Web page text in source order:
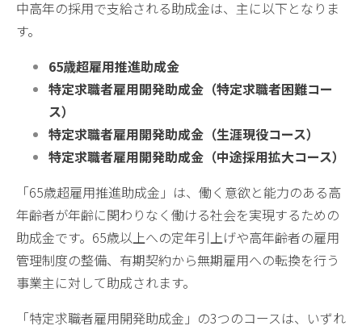
中高年の採用で支給される助成金は、主に以下となりま
す。
65歳超雇用推進助成金
特定求職者雇用開発助成金（特定求職者困難コー
ス）
特定求職者雇用開発助成金（生涯現役コース）
特定求職者雇用開発助成金（中途採用拡大コース）
「65歳超雇用推進助成金」は、働く意欲と能力のある高
年齢者が年齢に関わりなく働ける社会を実現するための
助成金です。65歳以上への定年引上げや高年齢者の雇用
管理制度の整備、有期契約から無期雇用への転換を行う
事業主に対して助成されます。
「特定求職者雇用開発助成金」の3つのコースは、いずれ